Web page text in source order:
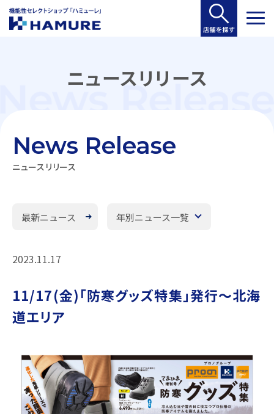
ニュースリリース
ニュースリリース
News Release
最新ニュース 年別ニュース一覧
2023.11.17
11/17(金)「防寒グッズ特集」発行～北海
道エリア